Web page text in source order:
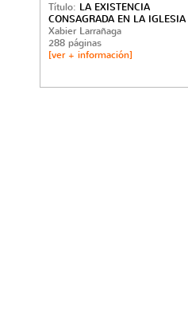
Título: LA EXISTENCIA
CONSAGRADA EN LA IGLESIA
Xabier Larrañaga
288 páginas
[ver + información]